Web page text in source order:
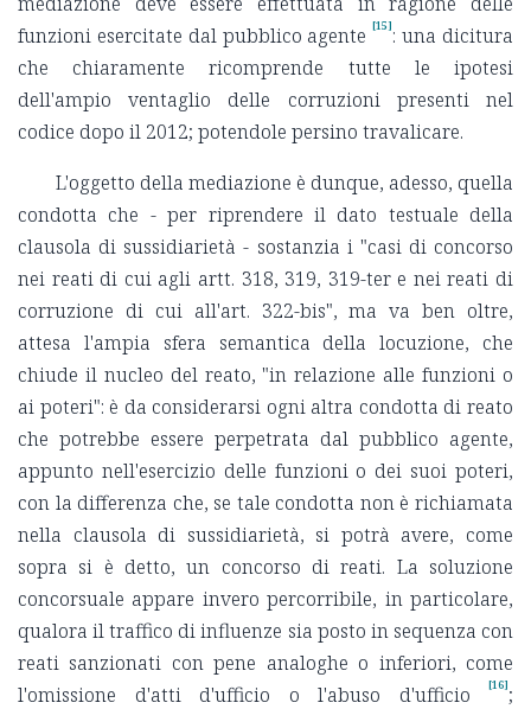
funzioni esercitate dal pubblico agente [15]: una dicitura
che chiaramente ricomprende tutte le ipotesi
dell'ampio ventaglio delle corruzioni presenti nel
codice dopo il 2012; potendole persino travalicare.
L'oggetto della mediazione è dunque, adesso, quella
condotta che - per riprendere il dato testuale della
clausola di sussidiarietà - sostanzia i "casi di concorso
nei reati di cui agli artt. 318, 319, 319-ter e nei reati di
corruzione di cui all'art. 322-bis", ma va ben oltre,
attesa l'ampia sfera semantica della locuzione, che
chiude il nucleo del reato, "in relazione alle funzioni o
ai poteri": è da considerarsi ogni altra condotta di reato
che potrebbe essere perpetrata dal pubblico agente,
appunto nell'esercizio delle funzioni o dei suoi poteri,
con la differenza che, se tale condotta non è richiamata
nella clausola di sussidiarietà, si potrà avere, come
sopra si è detto, un concorso di reati. La soluzione
concorsuale appare invero percorribile, in particolare,
qualora il traffico di influenze sia posto in sequenza con
reati sanzionati con pene analoghe o inferiori, come
l'omissione d'atti d'ufficio o l'abuso d'ufficio
[16];